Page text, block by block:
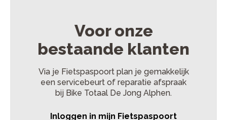
Voor onze
bestaande klanten
Via je Fietspaspoort plan je gemakkelijk
een servicebeurt of reparatie afspraak
bij Bike Totaal De Jong Alphen.
Inloggen in mijn Fietspaspoort